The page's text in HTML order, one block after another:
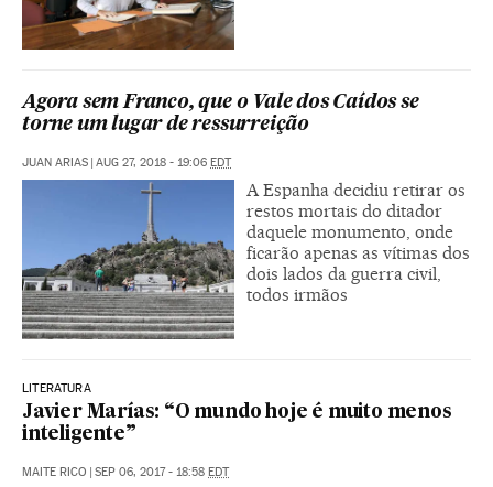
Agora sem Franco, que o Vale dos Caídos se
torne um lugar de ressurreição
JUAN ARIAS | AUG 27, 2018 - 19:06 EDT
A Espanha decidiu retirar os
restos mortais do ditador
daquele monumento, onde
ficarão apenas as vítimas dos
dois lados da guerra civil,
todos irmãos
LITERATURA
Javier Marías: “O mundo hoje é muito menos
inteligente”
MAITE RICO | SEP 06, 2017 - 18:58 EDT